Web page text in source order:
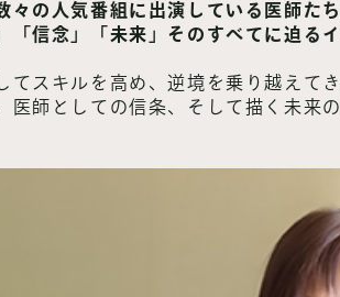
々の人気番組に出演している医師た
「信念」「未来」そのすべてに迫る
てスキルを高め、逆境を乗り越えて
医師としての信条、そして描く未来